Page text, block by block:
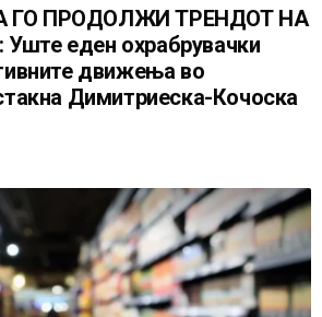
ГО ПРОДОЛЖИ ТРЕНДОТ НА
еден охрабрувачки
движења во
Димитриеска-Кочоска